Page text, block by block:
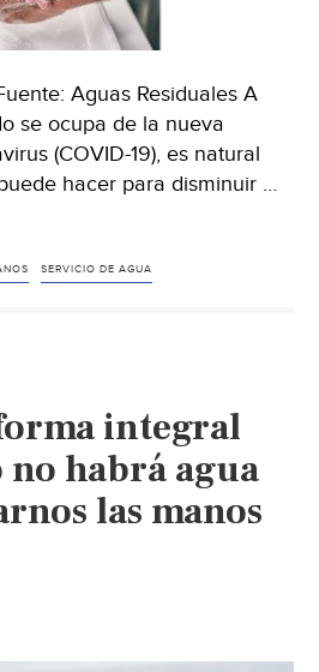
Aguas Residuales A
se ocupa de la nueva
(COVID-19), es natural
hacer para disminuir …
SERVICIO DE AGUA
integral
no habrá agua
las manos